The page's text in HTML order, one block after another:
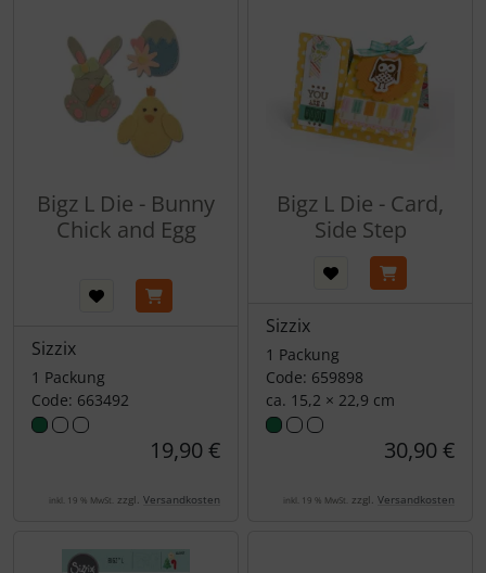
Bigz L Die - Bunny
Chick and Egg
Sizzix
1 Packung
Code: 663492
19,90 €
inkl. 19 % MwSt. zzgl. Versandkosten
Bigz L Die - Card,
Side Step
Sizzix
1 Packung
Code: 659898
ca. 15,2 × 22,9 cm
30,90 €
inkl. 19 % MwSt. zzgl. Versandkosten